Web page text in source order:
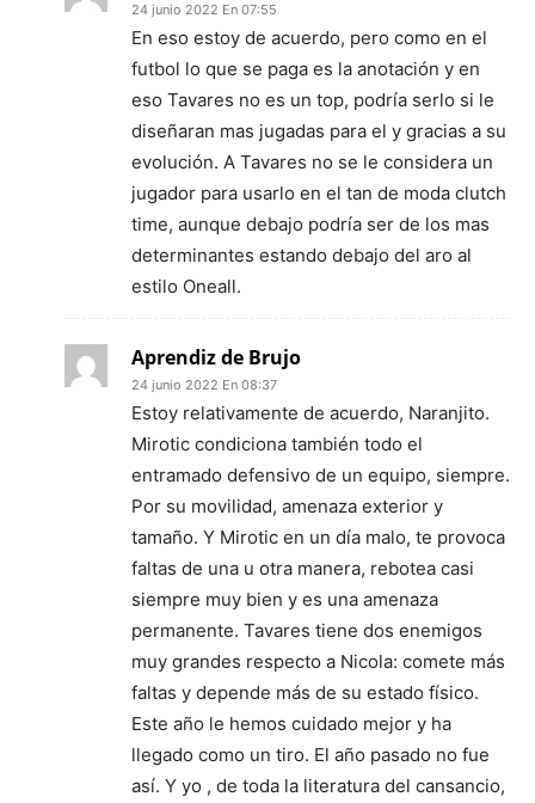
24 junio 2022 En 07:55
En eso estoy de acuerdo, pero como en el
futbol lo que se paga es la anotación y en
eso Tavares no es un top, podría serlo si le
diseñaran mas jugadas para el y gracias a su
evolución. A Tavares no se le considera un
jugador para usarlo en el tan de moda clutch
time, aunque debajo podría ser de los mas
determinantes estando debajo del aro al
estilo Oneall.
Aprendiz de Brujo
24 junio 2022 En 08:37
Estoy relativamente de acuerdo, Naranjito.
Mirotic condiciona también todo el
entramado defensivo de un equipo, siempre.
Por su movilidad, amenaza exterior y
tamaño. Y Mirotic en un día malo, te provoca
faltas de una u otra manera, rebotea casi
siempre muy bien y es una amenaza
permanente. Tavares tiene dos enemigos
muy grandes respecto a Nicola: comete más
faltas y depende más de su estado físico.
Este año le hemos cuidado mejor y ha
llegado como un tiro. El año pasado no fue
así. Y yo , de toda la literatura del cansancio,